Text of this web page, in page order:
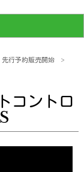
行予約販売開始
>
コントロ